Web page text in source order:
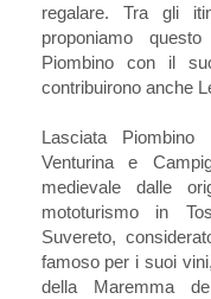
regalare. Tra gli
proponiamo
Piombino con il
contribuirono anche
Lasciata
Venturina e
medievale dalle
mototurismo in
Suvereto,
famoso per i suoi
della Maremma